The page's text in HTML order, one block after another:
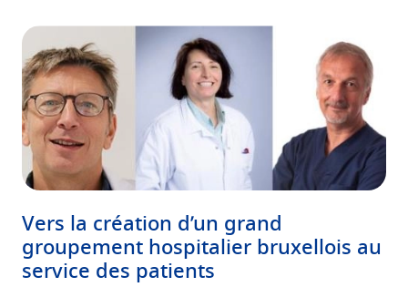
Image
Vers la création d’un grand
groupement hospitalier bruxellois au
service des patients